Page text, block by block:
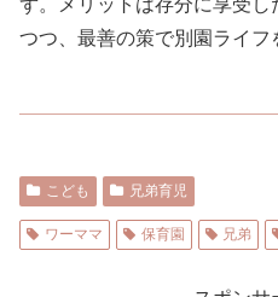
つつ、最善の策で別園ライフ
こども 兄弟育児
ワーママ 保育園 兄弟